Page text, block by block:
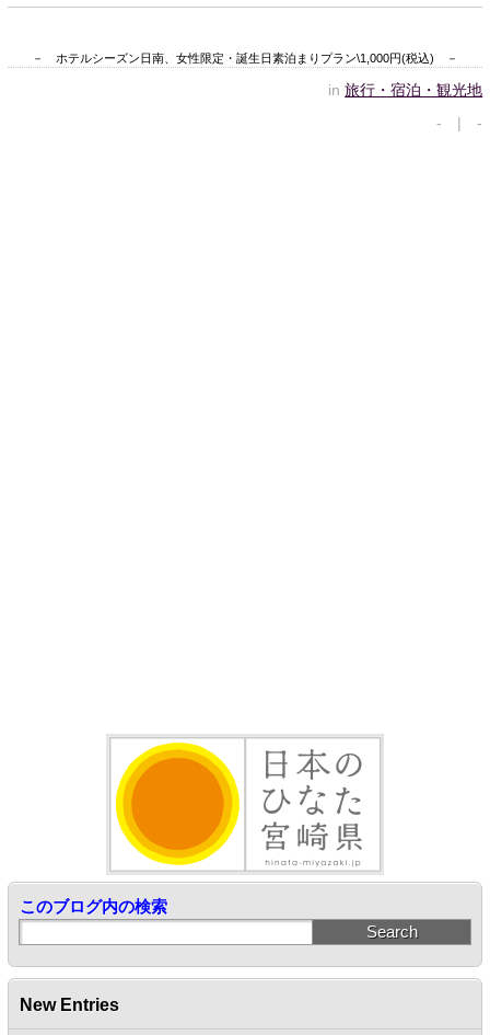
－ ホテルシーズン日南、女性限定・誕生日素泊まりプラン\1,000円(税込) －
in旅行・宿泊・観光地
- | -
このブログ内の検索
New Entries